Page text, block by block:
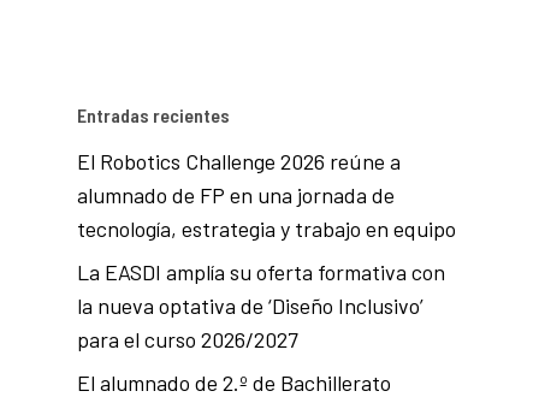
Entradas recientes
El Robotics Challenge 2026 reúne a
alumnado de FP en una jornada de
tecnología, estrategia y trabajo en equipo
La EASDI amplía su oferta formativa con
la nueva optativa de ‘Diseño Inclusivo’
para el curso 2026/2027
El alumnado de 2.º de Bachillerato